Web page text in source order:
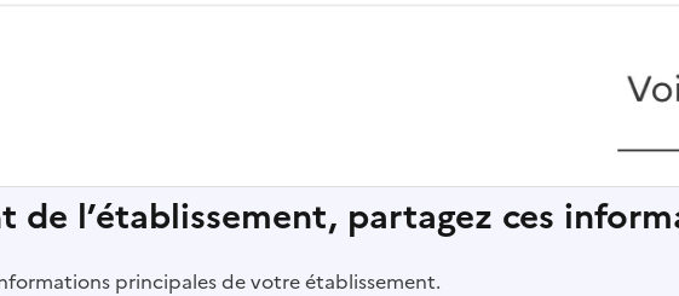
de l’établissement, partagez ces
principales de votre établissement.